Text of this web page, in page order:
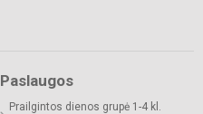
Paslaugos
Prailgintos dienos grupė 1-4 kl.